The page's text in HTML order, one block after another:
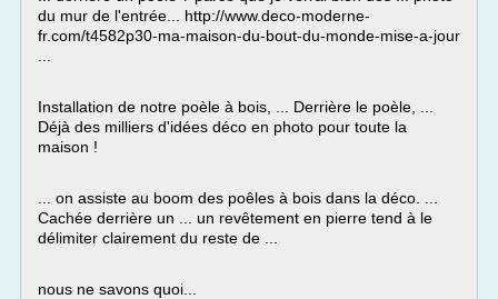
du mur de l'entrée... http://www.deco-moderne-
fr.com/t4582p30-ma-maison-du-bout-du-monde-mise-a-jour
Installation de notre poèle à bois, ... Derrière le poèle, ...
Déjà des milliers d'idées déco en photo pour toute la
maison !
... on assiste au boom des poêles à bois dans la déco. ...
Cachée derrière un ... un revêtement en pierre tend à le
délimiter clairement du reste de ...
nous ne savons quoi...